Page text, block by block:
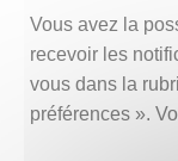
Vous avez la
recevoir les
vous dans la
préférences ».